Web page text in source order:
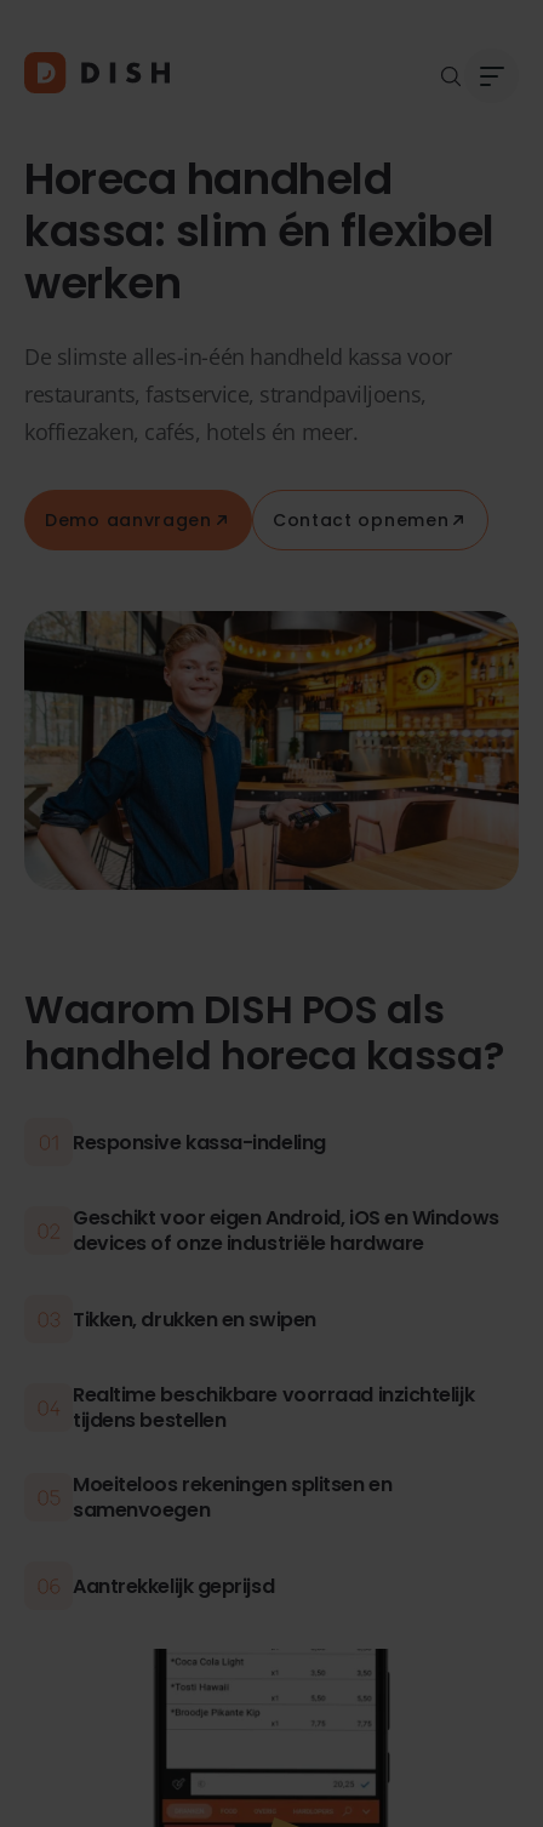
Horeca handheld
kassa: slim én flexibel
werken
De slimste alles-in-één handheld kassa voor
restaurants, fastservice, strandpaviljoens,
koffiezaken, cafés, hotels én meer.
Demo aanvragen Contact opnemen
Waarom DISH POS als
handheld horeca kassa?
Responsive kassa-indeling
Geschikt voor eigen Android, iOS en Windows
devices of onze industriële hardware
Tikken, drukken en swipen
Realtime beschikbare voorraad inzichtelijk
tijdens bestellen
Moeiteloos rekeningen splitsen en
samenvoegen
Aantrekkelijk geprijsd